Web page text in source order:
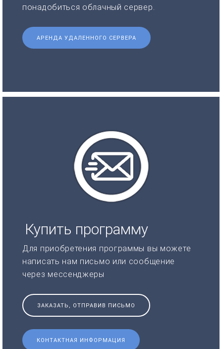
понадобиться облачный сервер.
АРЕНДА УДАЛЕННОГО СЕРВЕРА
Купить программу
Для приобретения программы вы можете
написать нам письмо или сообщение
через мессенджеры
ЗАКАЗАТЬ, ОТПРАВИВ ПИСЬМО
КОНТАКТНАЯ ИНФОРМАЦИЯ